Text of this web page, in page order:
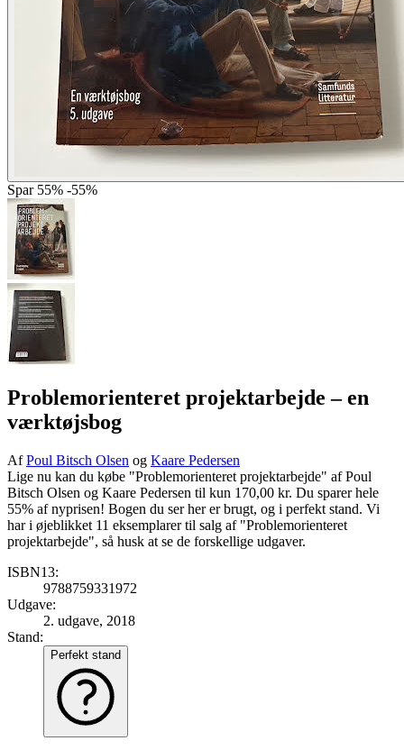
Spar 55% -55%
Problemorienteret projektarbejde– en
værktøjsbog
AfPoul Bitsch Olsen og Kaare Pedersen
Lige nu kan du købe "Problemorienteret projektarbejde" af Poul
Bitsch Olsen og Kaare Pedersen til kun 170,00 kr. Du sparer hele
55% af nyprisen! Bogen du ser her er brugt, og i perfekt stand. Vi
har i øjeblikket 11 eksemplarer til salg af "Problemorienteret
projektarbejde", så husk at se de forskellige udgaver.
ISBN13:
9788759331972
Udgave:
2. udgave, 2018
Stand:
Perfekt stand